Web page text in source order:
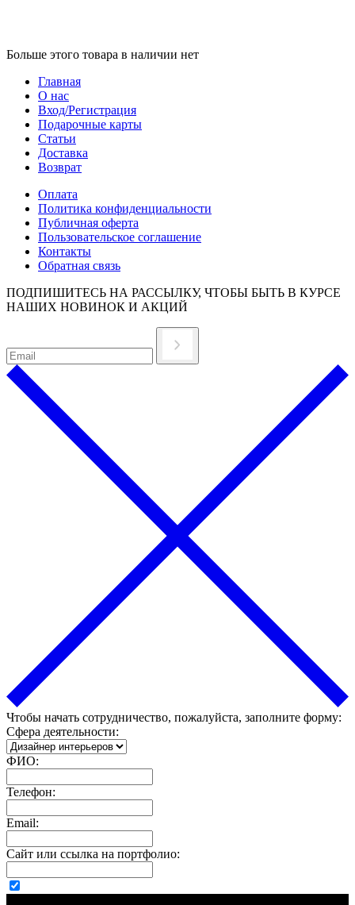
Больше этого товара в наличии нет
Главная
О нас
Вход/Регистрация
Подарочные карты
Статьи
Доставка
Возврат
Оплата
Политика конфиденциальности
Публичная оферта
Пользовательское соглашение
Контакты
Обратная связь
ПОДПИШИТЕСЬ НА РАССЫЛКУ, ЧТОБЫ БЫТЬ В КУРСЕ
НАШИХ НОВИНОК И АКЦИЙ
Чтобы начать сотрудничество, пожалуйста, заполните форму:
Сфера деятельности:
ФИО:
Телефон:
Email:
Сайт или ссылка на портфолио: